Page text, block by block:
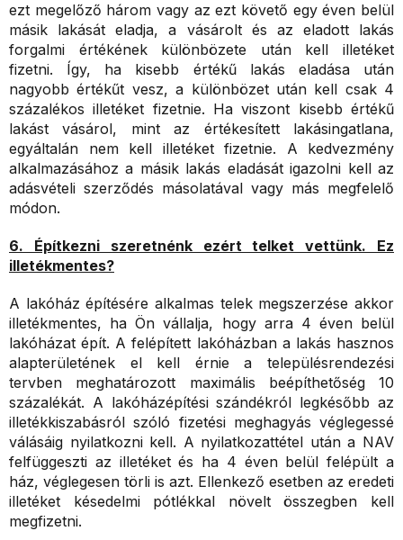
ezt megelőző három vagy az ezt követő egy éven belül
másik lakását eladja, a vásárolt és az eladott lakás
forgalmi értékének különbözete után kell illetéket
fizetni. Így, ha kisebb értékű lakás eladása után
nagyobb értékűt vesz, a különbözet után kell csak 4
százalékos illetéket fizetnie. Ha viszont kisebb értékű
lakást vásárol, mint az értékesített lakásingatlana,
egyáltalán nem kell illetéket fizetnie. A kedvezmény
alkalmazásához a másik lakás eladását igazolni kell az
adásvételi szerződés másolatával vagy más megfelelő
módon.
6. Építkezni szeretnénk ezért telket vettünk. Ez
illetékmentes?
A lakóház építésére alkalmas telek megszerzése akkor
illetékmentes, ha Ön vállalja, hogy arra 4 éven belül
lakóházat épít. A felépített lakóházban a lakás hasznos
alapterületének el kell érnie a településrendezési
tervben meghatározott maximális beépíthetőség 10
százalékát. A lakóházépítési szándékról legkésőbb az
illetékkiszabásról szóló fizetési meghagyás véglegessé
válásáig nyilatkozni kell. A nyilatkozattétel után a NAV
felfüggeszti az illetéket és ha 4 éven belül felépült a
ház, véglegesen törli is azt. Ellenkező esetben az eredeti
illetéket késedelmi pótlékkal növelt összegben kell
megfizetni.